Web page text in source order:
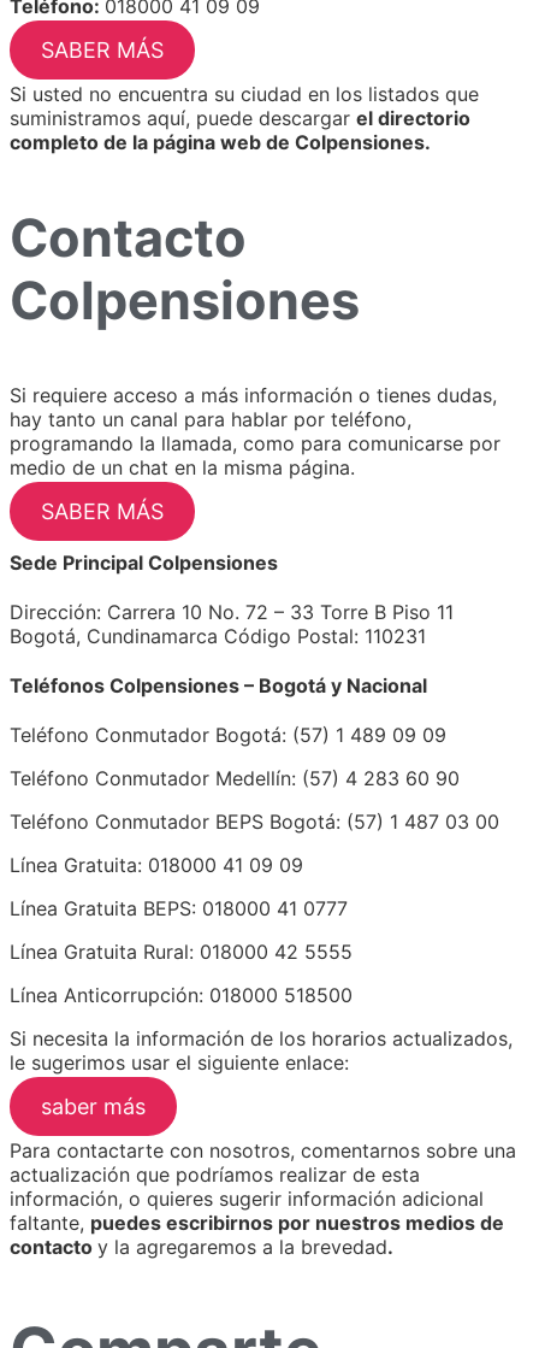
Teléfono: 018000 41 09 09
SABER MÁS
Si usted no encuentra su ciudad en los listados que
suministramos aquí, puede descargar el directorio
completo de la página web de Colpensiones.
Contacto
Colpensiones
Si requiere acceso a más información o tienes dudas,
hay tanto un canal para hablar por teléfono,
programando la llamada, como para comunicarse por
medio de un chat en la misma página.
SABER MÁS
Sede Principal Colpensiones
Dirección: Carrera 10 No. 72 – 33 Torre B Piso 11
Bogotá, Cundinamarca Código Postal: 110231
Teléfonos Colpensiones – Bogotá y Nacional
Teléfono Conmutador Bogotá: (57) 1 489 09 09
Teléfono Conmutador Medellín: (57) 4 283 60 90
Teléfono Conmutador BEPS Bogotá: (57) 1 487 03 00
Línea Gratuita: 018000 41 09 09
Línea Gratuita BEPS: 018000 41 0777
Línea Gratuita Rural: 018000 42 5555
Línea Anticorrupción: 018000 518500
Si necesita la información de los horarios actualizados,
le sugerimos usar el siguiente enlace:
saber más
Para contactarte con nosotros, comentarnos sobre una
actualización que podríamos realizar de esta
información, o quieres sugerir información adicional
faltante, puedes escribirnos por nuestros medios de
contacto y la agregaremos a la brevedad.